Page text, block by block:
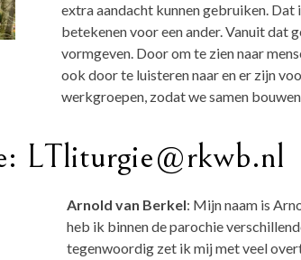
extra aandacht kunnen gebruiken. Dat
betekenen voor een ander. Vanuit dat
vormgeven. Door om te zien naar
ook door te luisteren naar en er zijn
werkgroepen, zodat we samen
LTliturgie@rkwb.nl
Arnold van Berkel: Mijn naam is
heb ik binnen de parochie
tegenwoordig zet ik mij met veel